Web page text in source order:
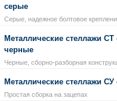
серые
Серые, надежное болтовое
Металлические стеллажи
черные
Черные, сборно-разборная
Металлические стеллажи
Простая сборка на зацепах